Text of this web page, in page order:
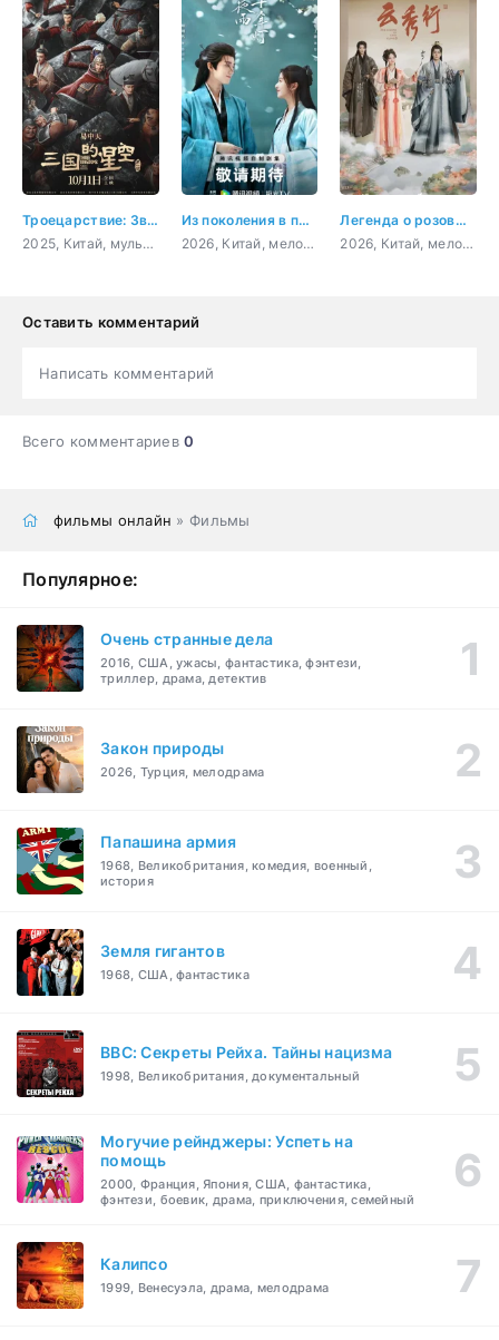
Троецарствие: Звёздные герои
2025, Китай, мультфильм, история, военный
Из поколения в поколение
2026, Китай, мелодрама, фэнтези, боевик
Легенда о розовых облаках
2026, Китай, мелодрама, фэнтези
Оставить комментарий
Написать комментарий
Всего комментариев0
фильмы онлайн » Фильмы
Популярное:
Очень странные дела
2016, США, ужасы, фантастика, фэнтези,
триллер, драма, детектив
Закон природы
2026, Турция, мелодрама
Папашина армия
1968, Великобритания, комедия, военный,
история
Земля гигантов
1968, США, фантастика
BBC: Секреты Рейха. Тайны нацизма
1998, Великобритания, документальный
Могучие рейнджеры: Успеть на
помощь
2000, Франция, Япония, США, фантастика,
фэнтези, боевик, драма, приключения, семейный
Калипсо
1999, Венесуэла, драма, мелодрама